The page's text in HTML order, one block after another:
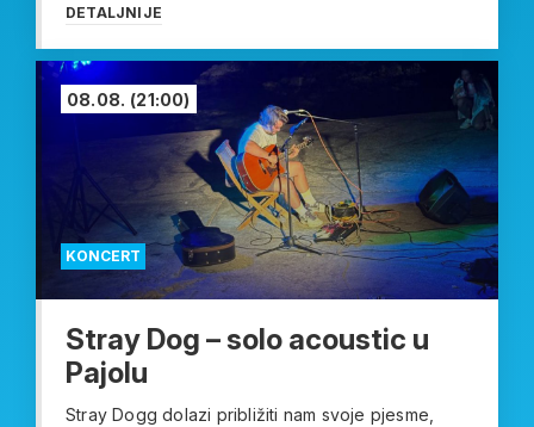
DETALJNIJE
KONCERT
08.08. (21:00)
Stray Dog – solo acoustic u
Pajolu
Stray Dogg dolazi približiti nam svoje pjesme,